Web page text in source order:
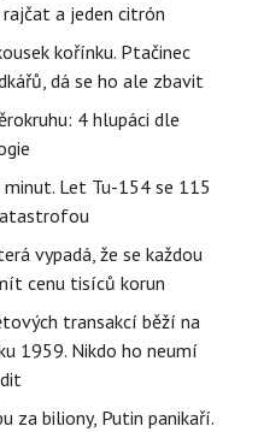
a jeden citrón
kořínku. Ptačinec
dá se ho ale zbavit
4 hlupáci dle
Let Tu-154 se 115
vypadá, že se každou
cenu tisíců korun
transakcí běží na
1959. Nikdo ho neumí
za biliony, Putin panikaří.